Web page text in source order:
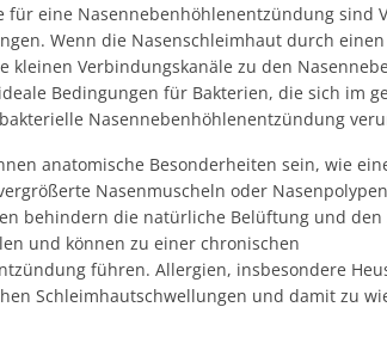
für eine Nasennebenhöhlenentzündung sind
Wenn die Nasenschleimhaut durch
kleinen Verbindungskanäle zu den
Bedingungen für Bakterien, die sich im
Nasennebenhöhlenentzündung
anatomische Besonderheiten sein, wie
Nasenmuscheln oder
behindern die natürliche Belüftung und den
und können zu einer chronischen
führen. Allergien, insbesondere
Schleimhautschwellungen und damit zu